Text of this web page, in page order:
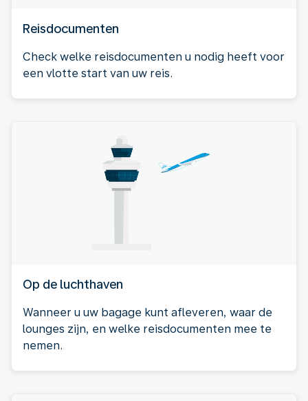
Reisdocumenten
Check welke reisdocumenten u nodig heeft voor
een vlotte start van uw reis.
Op de luchthaven
Wanneer u uw bagage kunt afleveren, waar de
lounges zijn, en welke reisdocumenten mee te
nemen.